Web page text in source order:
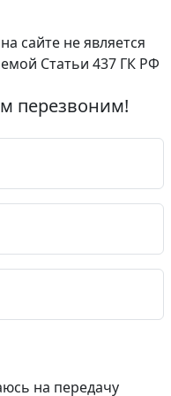
сайте не является
Статьи 437 ГК РФ
перезвоним!
на передачу